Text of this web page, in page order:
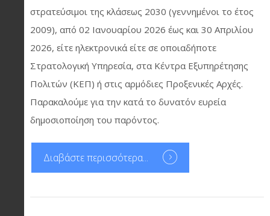
στρατεύσιμοι της κλάσεως 2030 (γεννημένοι το έτος
2009), από 02 Ιανουαρίου 2026 έως και 30 Απριλίου
2026, είτε ηλεκτρονικά είτε σε οποιαδήποτε
Στρατολογική Υπηρεσία, στα Κέντρα Εξυπηρέτησης
Πολιτών (ΚΕΠ) ή στις αρμόδιες Προξενικές Αρχές.
Παρακαλούμε για την κατά το δυνατόν ευρεία
δημοσιοποίηση του παρόντος.
Διαβάστε περισσότερα...